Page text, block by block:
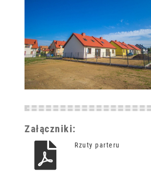
Załączniki:
Rzuty parteru